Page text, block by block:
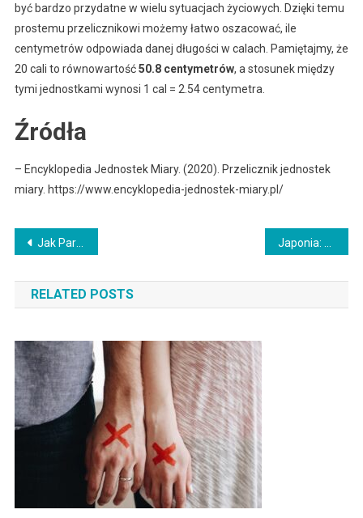
być bardzo przydatne w wielu sytuacjach życiowych. Dzięki temu
prostemu przelicznikowi możemy łatwo oszacować, ile
centymetrów odpowiada danej długości w calach. Pamiętajmy, że
20 cali to równowartość50.8 centymetrów, a stosunek między
tymi jednostkami wynosi 1 cal = 2.54 centymetra.
Źródła
– Encyklopedia Jednostek Miary. (2020). Przelicznik jednostek
miary. https://www.encyklopedia-jednostek-miary.pl/
Nawigacja
wpisu
Jak Parzyć Siemię Lniane: Praktyczne Porady
RELATED POSTS